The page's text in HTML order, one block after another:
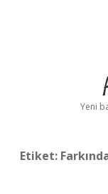
Yeni
Etiket: